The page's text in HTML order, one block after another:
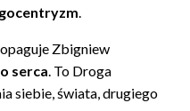
.
Zbigniew
serca. To Droga
siebie, świata, drugiego